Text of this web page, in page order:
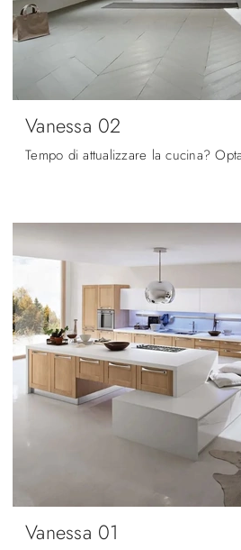
Vanessa 02
Vanessa 01